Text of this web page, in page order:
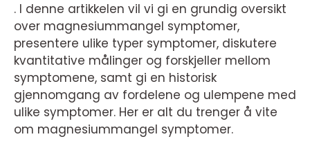
. I denne artikkelen vil vi gi en grundig oversikt
over magnesiummangel symptomer,
presentere ulike typer symptomer, diskutere
kvantitative målinger og forskjeller mellom
symptomene, samt gi en historisk
gjennomgang av fordelene og ulempene med
ulike symptomer. Her er alt du trenger å vite
om magnesiummangel symptomer.